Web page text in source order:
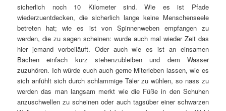
sicherlich noch 10 Kilometer sind. Wie es ist Pfade
wiederzuentdecken, die sicherlich lange keine Menschenseele
betreten hat; wie es ist von Spinnenweben empfangen zu
werden, die zu sagen scheinen: wurde auch mal wieder Zeit das
hier jemand vorbeiläuft. Oder auch wie es ist an einsamen
Bächen einfach kurz stehenzubleiben und dem Wasser
zuzuhören. Ich würde euch auch gerne Miterleben lassen, wie es
sich anfühlt sich durch schlammige Täler zu wühlen, so nass zu
werden das man langsam merkt wie die Füße in den Schuhen
anzuschwellen zu scheinen oder auch tagsüber einer schwarzen